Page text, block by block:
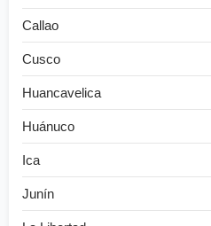
Callao
Cusco
Huancavelica
Huánuco
Ica
Junín